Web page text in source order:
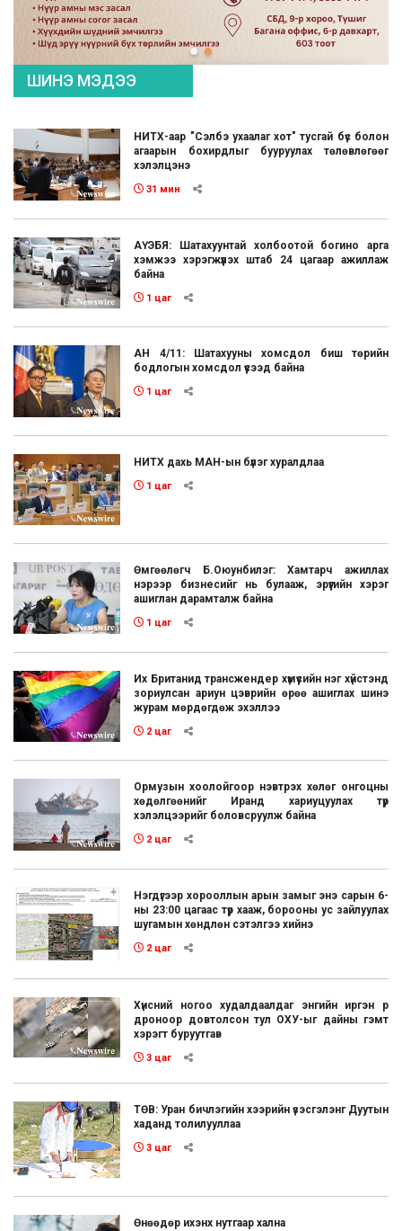
ШИНЭ МЭДЭЭ
НИТХ-аар "Сэлбэ ухаалаг хот" тусгай бүс болон
агаарын бохирдлыг бууруулах төлөвлөгөөг
хэлэлцэнэ
31 мин
АҮЭБЯ: Шатахуунтай холбоотой богино арга
хэмжээ хэрэгжүүлэх штаб 24 цагаар ажиллаж
байна
1 цаг
АН 4/11: Шатахууны хомсдол биш төрийн
бодлогын хомсдол үүсээд байна
1 цаг
НИТХ дахь МАН-ын бүлэг хуралдлаа
1 цаг
Өмгөөлөгч Б.Оюунбилэг: Хамтарч ажиллах
нэрээр бизнесийг нь булааж, эрүүгийн хэрэг
ашиглан дарамталж байна
1 цаг
Их Британид трансжендер хүмүүсийн нэг хүйстэнд
зориулсан ариун цэврийн өрөө ашиглах шинэ
журам мөрдөгдөж эхэллээ
2 цаг
Ормузын хоолойгоор нэвтрэх хөлөг онгоцны
хөдөлгөөнийг Иранд хариуцуулах түр
хэлэлцээрийг боловсруулж байна
2 цаг
Нэгдүгээр хорооллын арын замыг энэ сарын 6-
ны 23:00 цагаас түр хааж, борооны ус зайлуулах
шугамын хөндлөн сэтэлгээ хийнэ
2 цаг
Хүнсний ногоо худалдаалдаг энгийн иргэн рүү
дроноор довтолсон тул ОХУ-ыг дайны гэмт
хэрэгт буруутгав
3 цаг
ТӨВ: Уран бичлэгийн хээрийн үзэсгэлэнг Дуутын
хаданд толилууллаа
3 цаг
Өнөөдөр ихэнх нутгаар хална